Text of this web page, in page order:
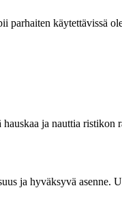
parhaiten käytettävissä
ja nauttia ristikon
ja hyväksyvä asenne.